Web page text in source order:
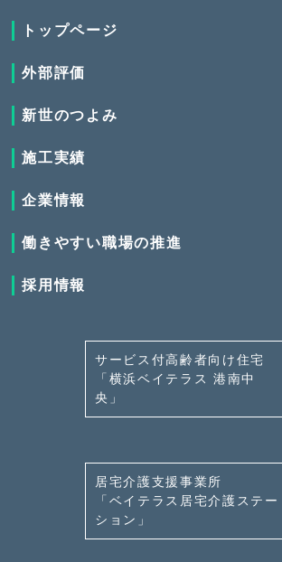
トップページ
外部評価
新世のつよみ
施工実績
企業情報
働きやすい職場の推進
採用情報
サービス付高齢者向け住宅
「横浜ベイテラス 港南中
央」
居宅介護支援事業所
「ベイテラス居宅介護ステー
ション」